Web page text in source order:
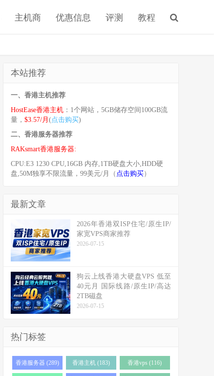
主机商 优惠信息 评测 教程
本站推荐
一、香港主机推荐
HostEase香港主机 ：1个网站，5GB储存空间100GB流
量， $3.57/月 ( 点击购买)
二、香港服务器推荐
RAKsmart香港服务器:
CPU:E3 1230 CPU,16GB 内存,1TB硬盘大小,HDD硬
盘,50M独享不限流量，99美元/月（ 点击购买）
最新文章
2026年香港双ISP住宅/原生IP/
家宽VPS商家推荐
2026-07-15
狗云上线香港大硬盘VPS 低至
40元月 国际线路/原生IP/高达
2TB磁盘
2026-07-15
热门标签
香港服务器 (289) 香港主机 (183) 香港vps (116)